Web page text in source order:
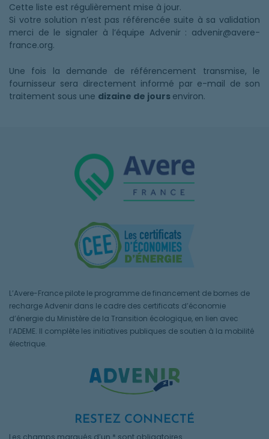
Cette liste est régulièrement mise à jour.
Si votre solution n’est pas référencée suite à sa validation
merci de le signaler à l’équipe Advenir : advenir@avere-
france.org.
Une fois la demande de référencement transmise, le
fournisseur sera directement informé par e-mail de son
traitement sous une dizaine de jours environ.
L’Avere-France pilote le programme de financement de bornes de
recharge Advenir dans le cadre des certificats d’économie
d’énergie du Ministère de la Transition écologique, en lien avec
l’ADEME. Il complète les initiatives publiques de soutien à la mobilité
électrique.
RESTEZ CONNECTÉ